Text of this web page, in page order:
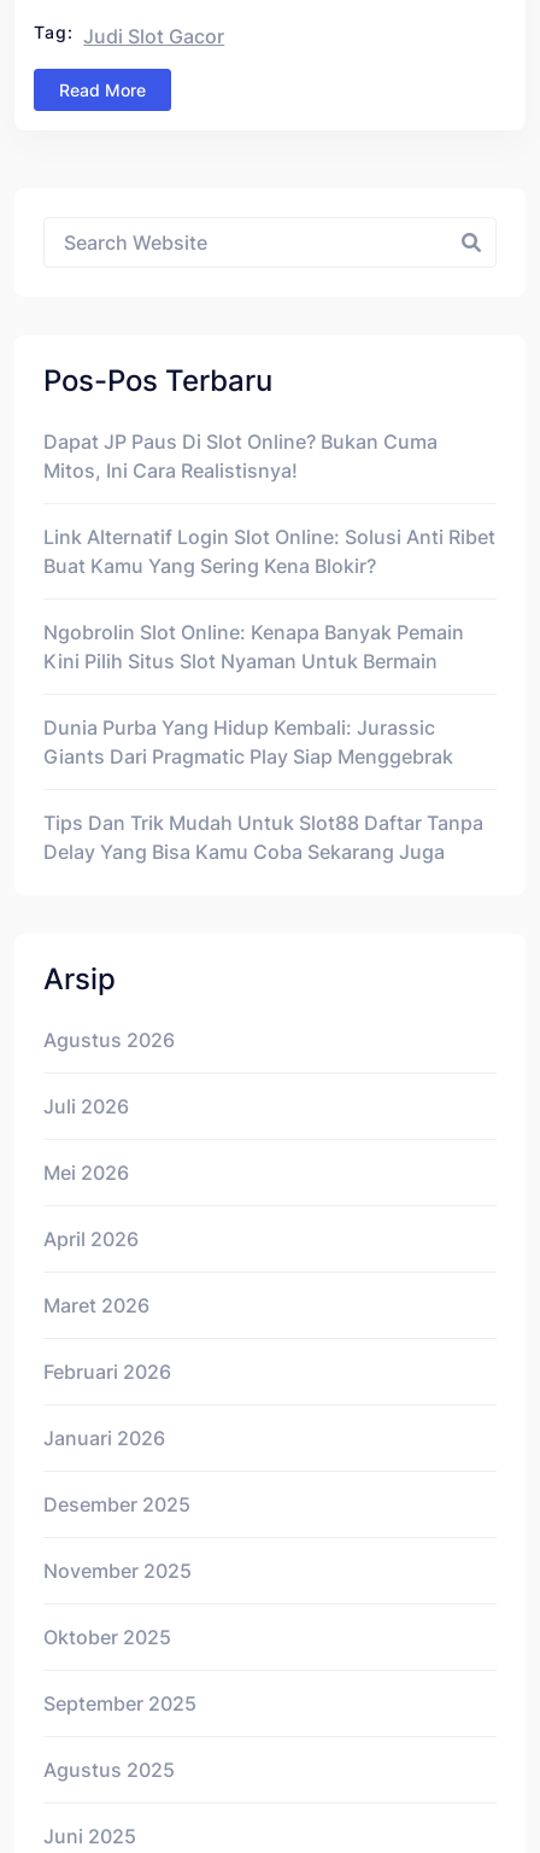
Tag: Judi Slot Gacor
Read More
Pos-Pos Terbaru
Dapat JP Paus Di Slot Online? Bukan Cuma
Mitos, Ini Cara Realistisnya!
Link Alternatif Login Slot Online: Solusi Anti Ribet
Buat Kamu Yang Sering Kena Blokir?
Ngobrolin Slot Online: Kenapa Banyak Pemain
Kini Pilih Situs Slot Nyaman Untuk Bermain
Dunia Purba Yang Hidup Kembali: Jurassic
Giants Dari Pragmatic Play Siap Menggebrak
Tips Dan Trik Mudah Untuk Slot88 Daftar Tanpa
Delay Yang Bisa Kamu Coba Sekarang Juga
Arsip
Agustus 2026
Juli 2026
Mei 2026
April 2026
Maret 2026
Februari 2026
Januari 2026
Desember 2025
November 2025
Oktober 2025
September 2025
Agustus 2025
Juni 2025